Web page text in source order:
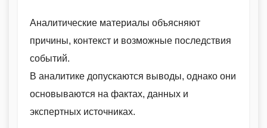
Аналитические материалы объясняют
причины, контекст и возможные последствия
событий.
В аналитике допускаются выводы, однако они
основываются на фактах, данных и
экспертных источниках.